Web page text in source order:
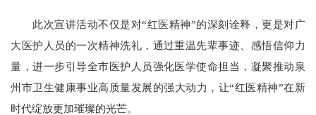
此次宣讲活动不仅是对“红医精神”的深刻诠释，更是对广
大医护人员的一次精神洗礼，通过重温先辈事迹、感悟信仰力
量，进一步引导全市医护人员强化医学使命担当，凝聚推动泉
州市卫生健康事业高质量发展的强大动力，让“红医精神”在新
时代绽放更加璀璨的光芒。